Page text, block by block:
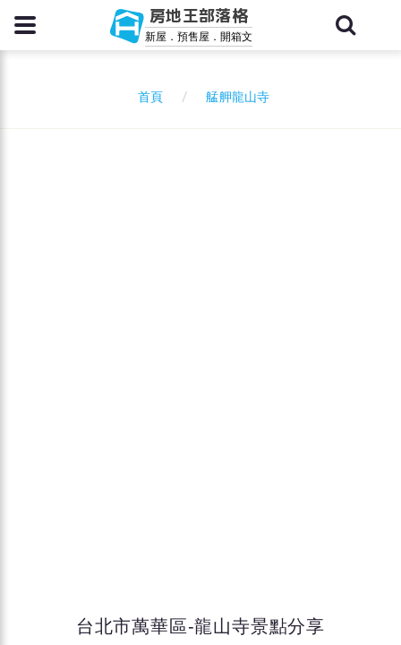
房地王部落格
新屋．預售屋．開箱文
首頁 艋舺龍山寺
台北市萬華區-龍山寺景點分享